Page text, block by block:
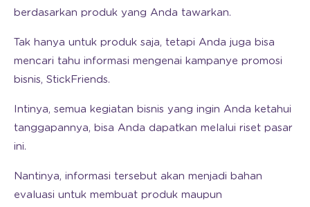
berdasarkan produk yang Anda tawarkan.
Tak hanya untuk produk saja, tetapi Anda juga bisa
mencari tahu informasi mengenai kampanye promosi
bisnis, StickFriends.
Intinya, semua kegiatan bisnis yang ingin Anda ketahui
tanggapannya, bisa Anda dapatkan melalui riset pasar
ini.
Nantinya, informasi tersebut akan menjadi bahan
evaluasi untuk membuat produk maupun